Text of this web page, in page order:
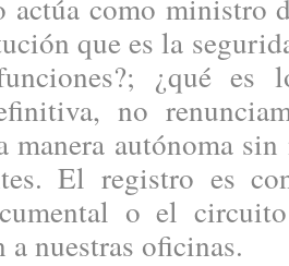
como ministro
que es la
¿qué
no
manera autónoma
El registro es
o el
nuestras oficinas.